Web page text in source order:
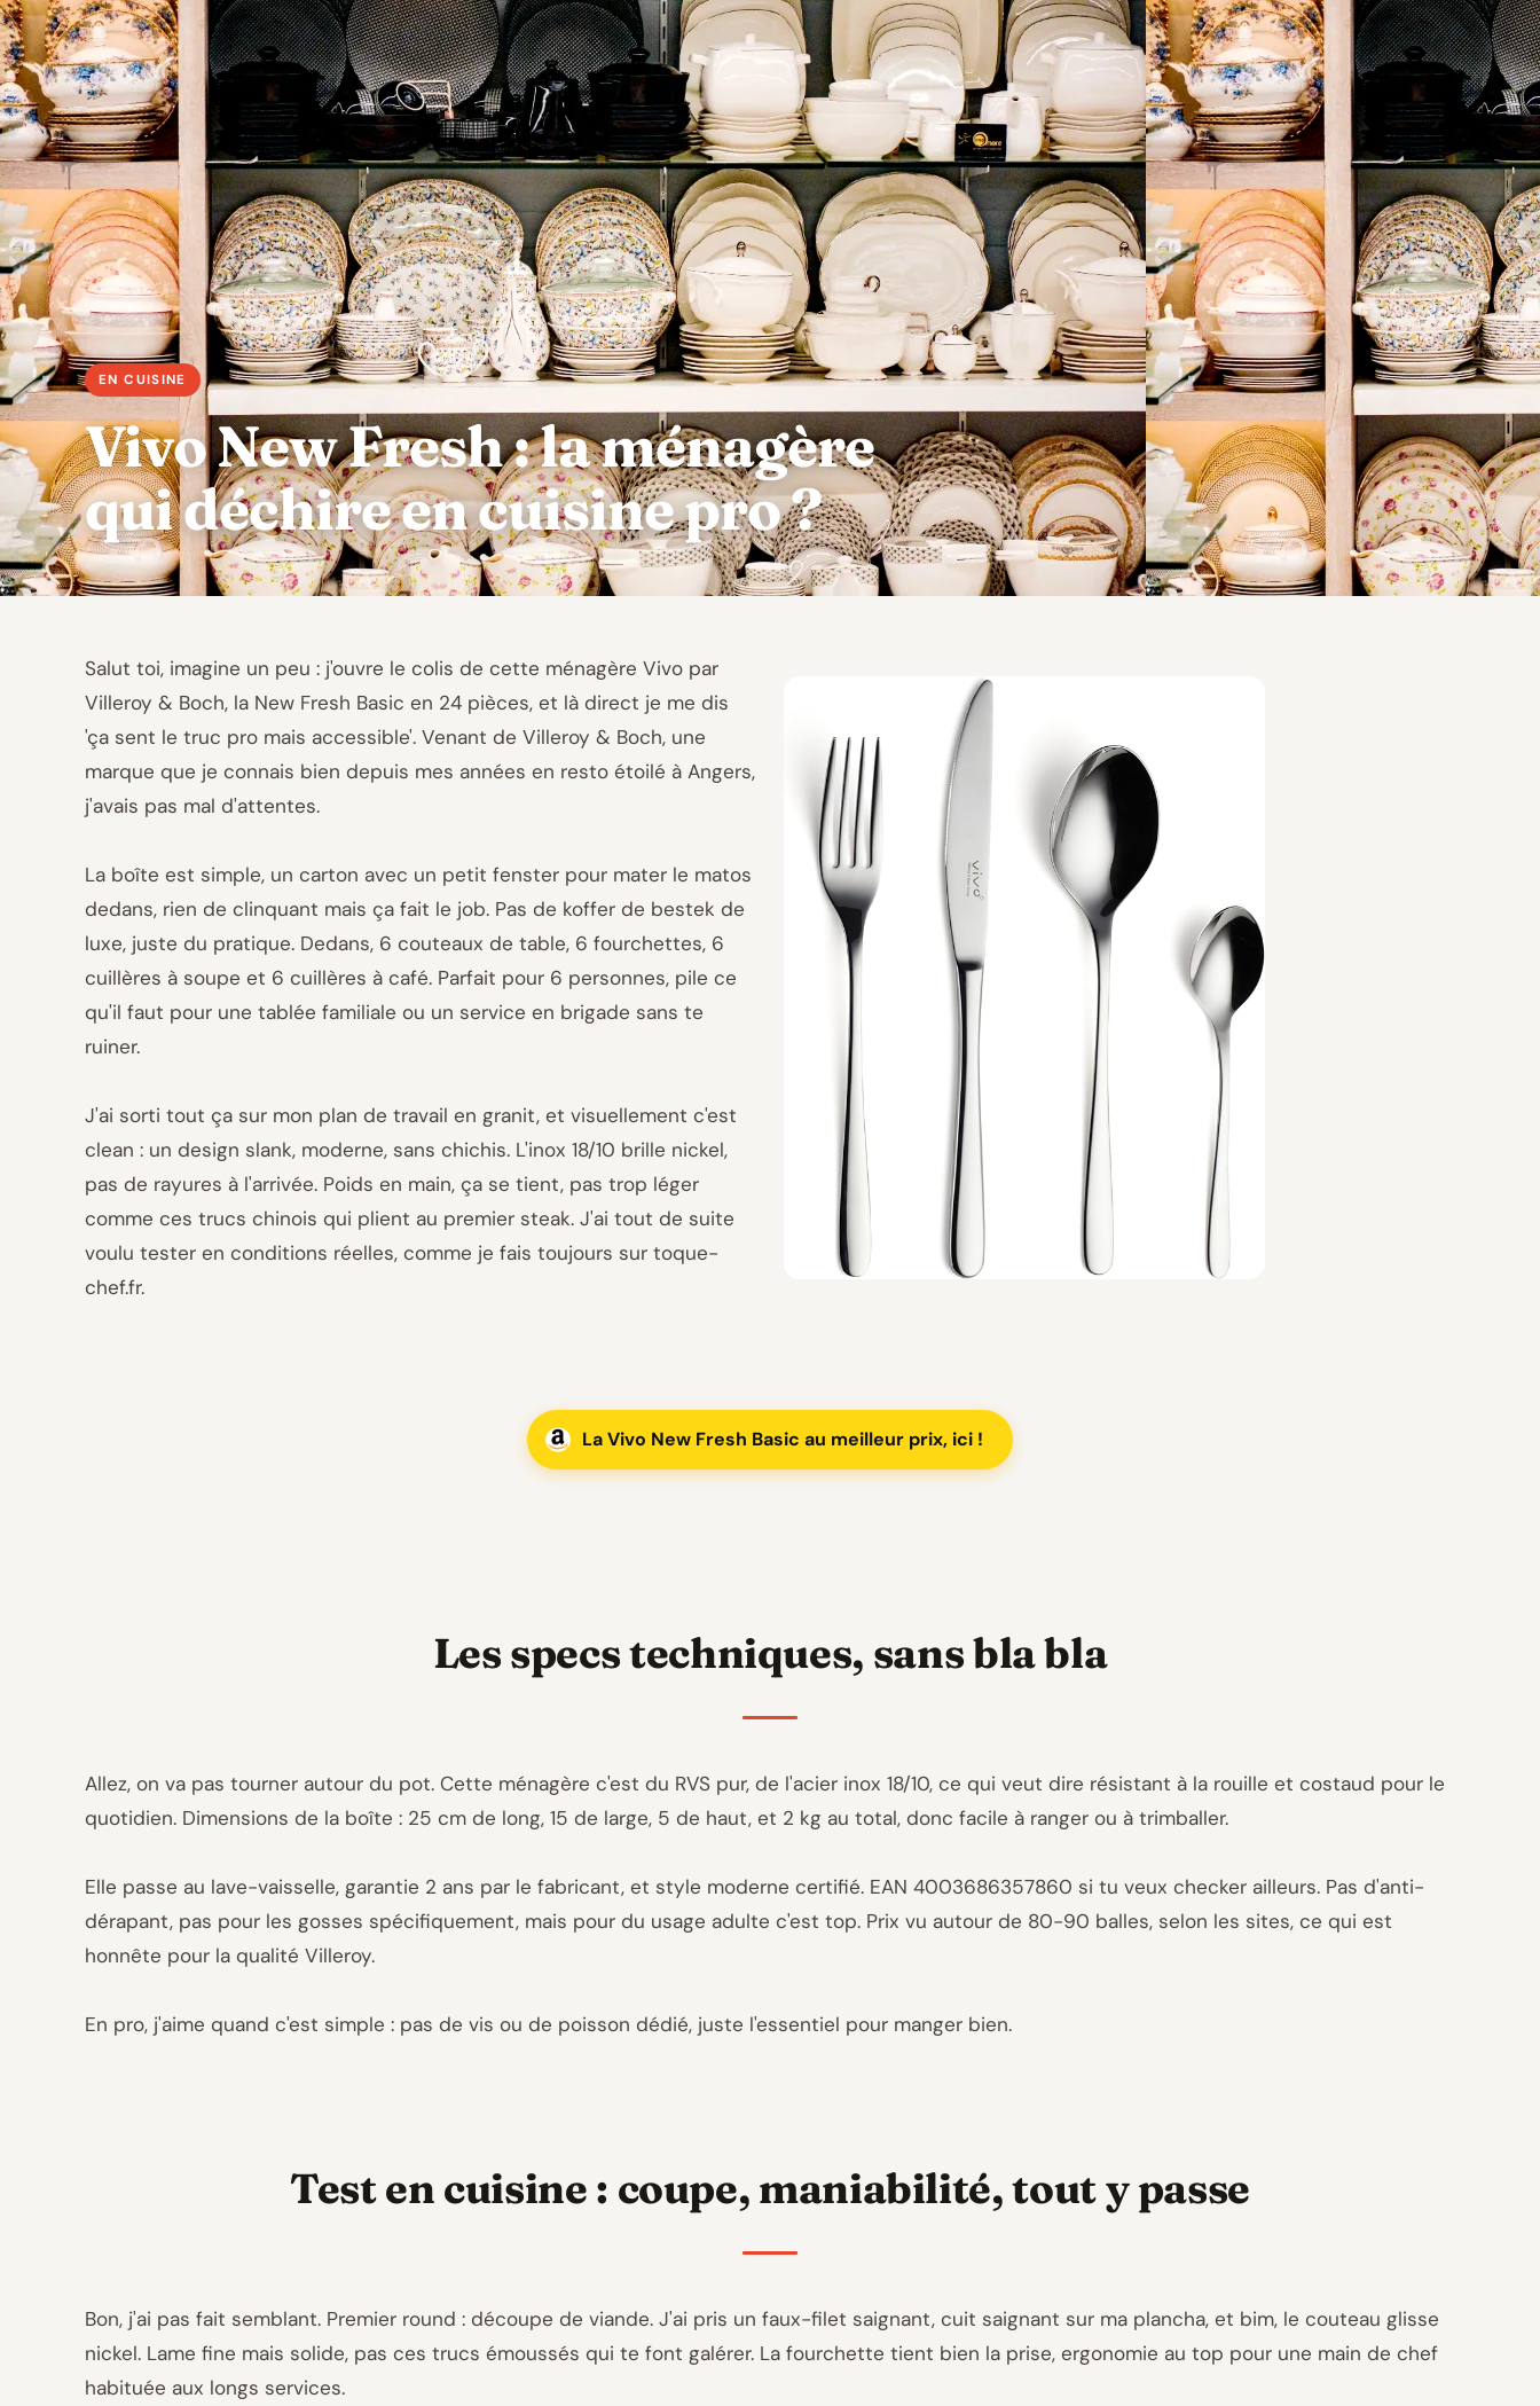
Vivo New Fresh : la ménagère
qui déchire en cuisine pro ?
Salut toi, imagine un peu : j'ouvre le colis de cette ménagère Vivo par
Villeroy & Boch, la New Fresh Basic en 24 pièces, et là direct je me dis
'ça sent le truc pro mais accessible'. Venant de Villeroy & Boch, une
marque que je connais bien depuis mes années en resto étoilé à Angers,
j'avais pas mal d'attentes.
La boîte est simple, un carton avec un petit fenster pour mater le matos
dedans, rien de clinquant mais ça fait le job. Pas de koffer de bestek de
luxe, juste du pratique. Dedans, 6 couteaux de table, 6 fourchettes, 6
cuillères à soupe et 6 cuillères à café. Parfait pour 6 personnes, pile ce
qu'il faut pour une tablée familiale ou un service en brigade sans te
ruiner.
J'ai sorti tout ça sur mon plan de travail en granit, et visuellement c'est
clean : un design slank, moderne, sans chichis. L'inox 18/10 brille nickel,
pas de rayures à l'arrivée. Poids en main, ça se tient, pas trop léger
comme ces trucs chinois qui plient au premier steak. J'ai tout de suite
voulu tester en conditions réelles, comme je fais toujours sur toque-
chef.fr.
La Vivo New Fresh Basic au meilleur prix, ici !
Les specs techniques, sans bla bla
Allez, on va pas tourner autour du pot. Cette ménagère c'est du RVS pur, de l'acier inox 18/10, ce qui veut dire résistant à la rouille et costaud pour le
quotidien. Dimensions de la boîte : 25 cm de long, 15 de large, 5 de haut, et 2 kg au total, donc facile à ranger ou à trimballer.
Elle passe au lave-vaisselle, garantie 2 ans par le fabricant, et style moderne certifié. EAN 4003686357860 si tu veux checker ailleurs. Pas d'anti-
dérapant, pas pour les gosses spécifiquement, mais pour du usage adulte c'est top. Prix vu autour de 80-90 balles, selon les sites, ce qui est
honnête pour la qualité Villeroy.
En pro, j'aime quand c'est simple : pas de vis ou de poisson dédié, juste l'essentiel pour manger bien.
Test en cuisine : coupe, maniabilité, tout y passe
Bon, j'ai pas fait semblant. Premier round : découpe de viande. J'ai pris un faux-filet saignant, cuit saignant sur ma plancha, et bim, le couteau glisse
nickel. Lame fine mais solide, pas ces trucs émoussés qui te font galérer. La fourchette tient bien la prise, ergonomie au top pour une main de chef
habituée aux longs services.